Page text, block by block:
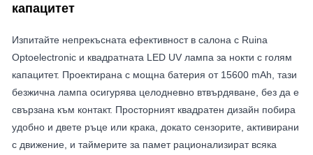
капацитет
Изпитайте непрекъсната ефективност в салона с Ruina
Optoelectronic и квадратната LED UV лампа за нокти с голям
капацитет. Проектирана с мощна батерия от 15600 mAh, тази
безжична лампа осигурява целодневно втвърдяване, без да е
свързана към контакт. Просторният квадратен дизайн побира
удобно и двете ръце или крака, докато сензорите, активирани
с движение, и таймерите за памет рационализират всяка